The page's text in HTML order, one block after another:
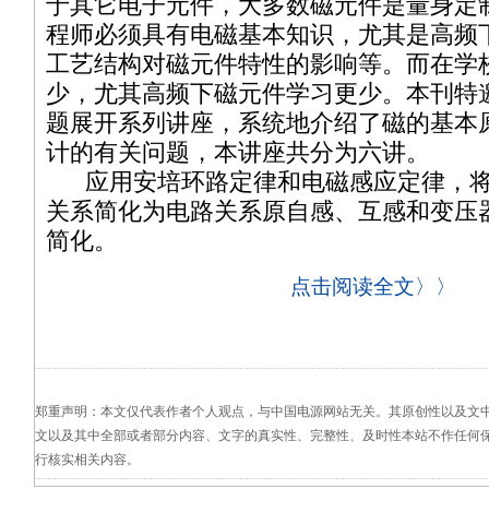
于其它电子元件，大多数磁元件是量身定
程师必须具有电磁基本知识，尤其是高频
工艺结构对磁元件特性的影响等。而在学
少，尤其高频下磁元件学习更少。本刊特
题展开系列讲座，系统地介绍了磁的基本
计的有关问题，本讲座共分为六讲。
应用安培环路定律和电磁感应定律，
关系简化为电路关系原自感、互感和变压
简化。
点击阅读全文〉〉
郑重声明：本文仅代表作者个人观点，与中国电源网站无关。其原创性以及文
文以及其中全部或者部分内容、文字的真实性、完整性、及时性本站不作任何
行核实相关内容。